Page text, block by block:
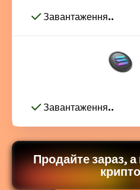
Завантаження..
Завантаження..
Продайте зараз, а